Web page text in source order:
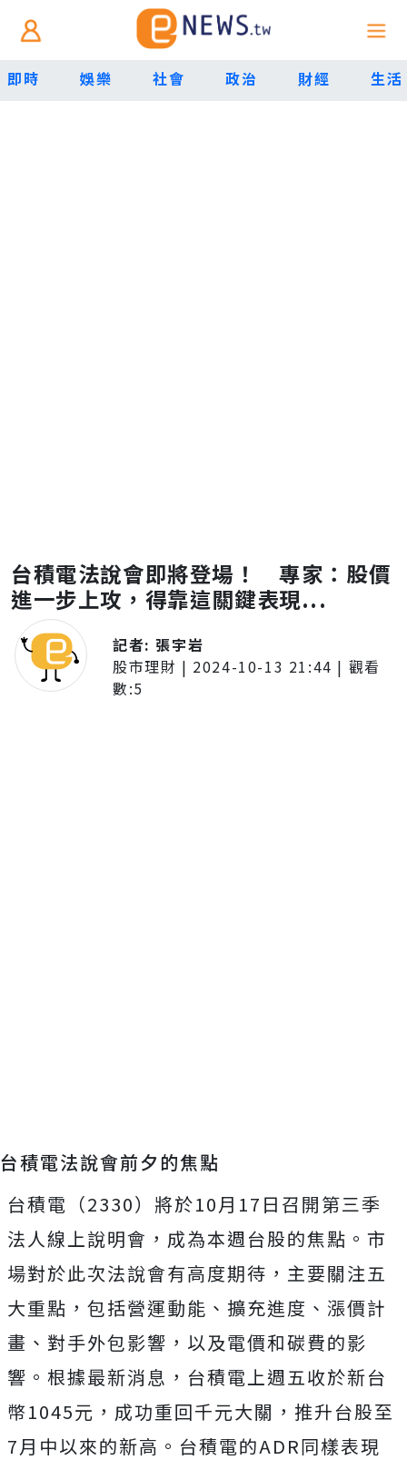
即時 娛樂 社會 政治 財經 生活
台積電法說會即將登場！ 專家：股價
進一步上攻，得靠這關鍵表現...
記者: 張宇岩
股市理財 | 2024-10-13 21:44 | 觀看
數:5
台積電法說會前夕的焦點
台積電（2330）將於10月17日召開第三季
法人線上說明會，成為本週台股的焦點。市
場對於此次法說會有高度期待，主要關注五
大重點，包括營運動能、擴充進度、漲價計
畫、對手外包影響，以及電價和碳費的影
響。根據最新消息，台積電上週五收於新台
幣1045元，成功重回千元大關，推升台股至
7月中以來的新高。台積電的ADR同樣表現